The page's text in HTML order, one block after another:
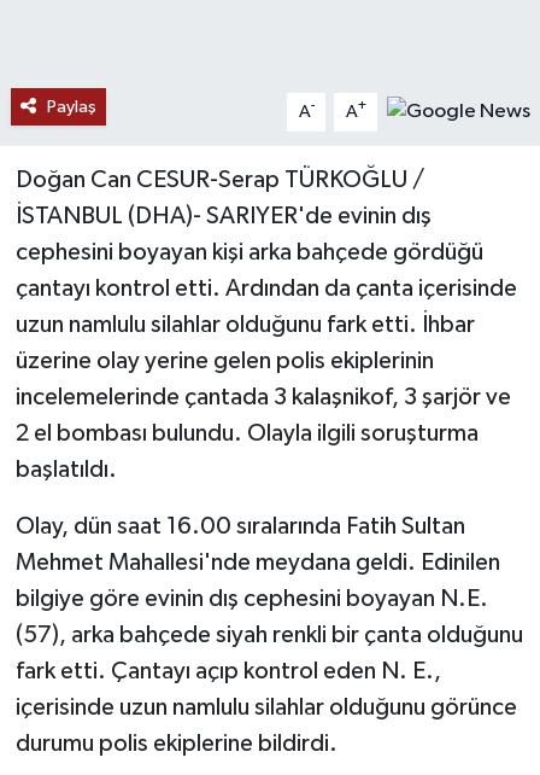
Paylaş A- A+
Doğan Can CESUR-Serap TÜRKOĞLU /
İSTANBUL (DHA)- SARIYER'de evinin dış
cephesini boyayan kişi arka bahçede gördüğü
çantayı kontrol etti. Ardından da çanta içerisinde
uzun namlulu silahlar olduğunu fark etti. İhbar
üzerine olay yerine gelen polis ekiplerinin
incelemelerinde çantada 3 kalaşnikof, 3 şarjör ve
2 el bombası bulundu. Olayla ilgili soruşturma
başlatıldı.
Olay, dün saat 16.00 sıralarında Fatih Sultan
Mehmet Mahallesi'nde meydana geldi. Edinilen
bilgiye göre evinin dış cephesini boyayan N.E.
(57), arka bahçede siyah renkli bir çanta olduğunu
fark etti. Çantayı açıp kontrol eden N. E.,
içerisinde uzun namlulu silahlar olduğunu görünce
durumu polis ekiplerine bildirdi.
Magazin
Sağlık
Son Dakika
Yaşam
Yerel
AboneHaber Özel